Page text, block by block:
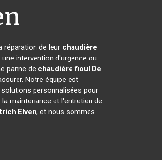
réparation de leur chaudière
intervention d'urgence ou
panne de chaudière fioul De
Notre équipe est
personnalisées pour
maintenance et l'entretien de
Elven, et nous sommes